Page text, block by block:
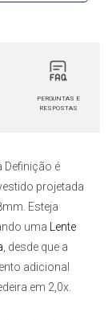
PERGUNTAS E
RESPOSTAS
Definição é
projetada
Esteja
uma Lente
, desde que a
adicional
em 2,0x.